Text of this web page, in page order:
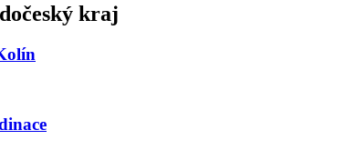
kraj